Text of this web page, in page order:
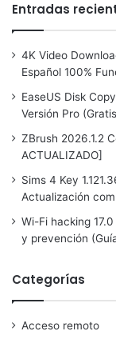
Entradas
4K Video
Español 100%
EaseUS Disk
Versión Pro
ZBrush 2026.1.2
ACTUALIZADO]
Sims 4 Key
Actualización
Wi-Fi hacking
y prevención
Categorías
Acceso remoto